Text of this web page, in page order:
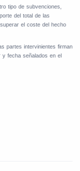
tipo de subvenciones,
del total de las
el coste del hecho
partes intervinientes firman
y fecha señalados en el